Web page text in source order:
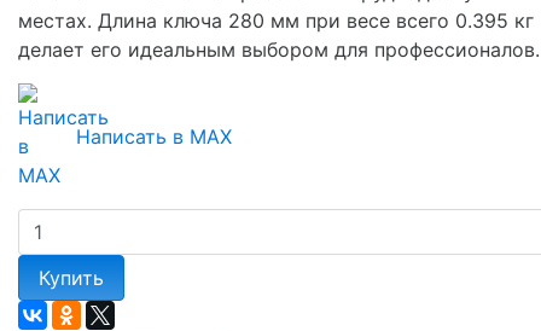
местах. Длина ключа 280 мм при весе всего 0.395 кг
делает его идеальным выбором для профессионалов.
Написать в MAX
Купить